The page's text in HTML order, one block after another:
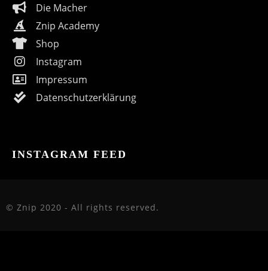
Die Macher
Znip Academy
Shop
Instagram
Impressum
Datenschutzerklärung
INSTAGRAM FEED
© Znip 2020 - All rights reserved.